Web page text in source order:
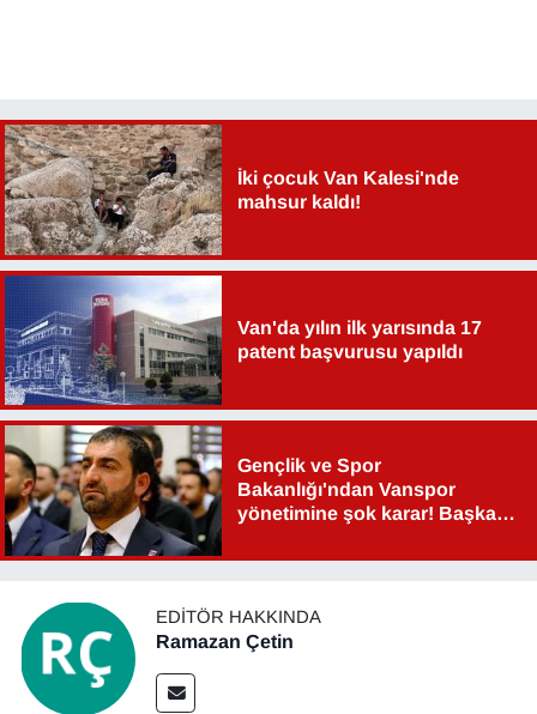
İki çocuk Van Kalesi'nde
mahsur kaldı!
Van'da yılın ilk yarısında 17
patent başvurusu yapıldı
Gençlik ve Spor
Bakanlığı'ndan Vanspor
yönetimine şok karar! Başkan
EDITÖR HAKKINDA
Ramazan Çetin